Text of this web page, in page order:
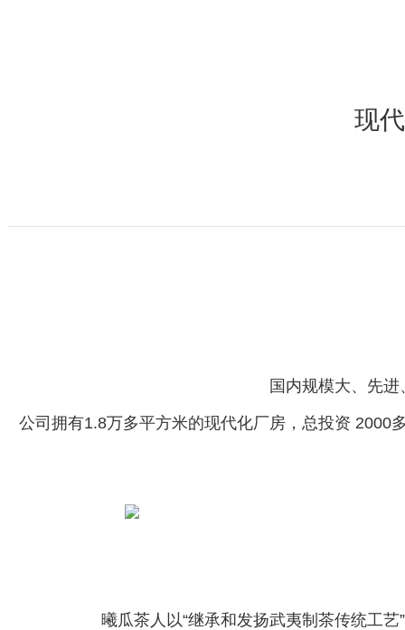
现
国内规模大、先
公司拥有1.8万多平方米的现代化厂房，总投资 2000
曦瓜茶人以“继承和发扬武夷制茶传统工